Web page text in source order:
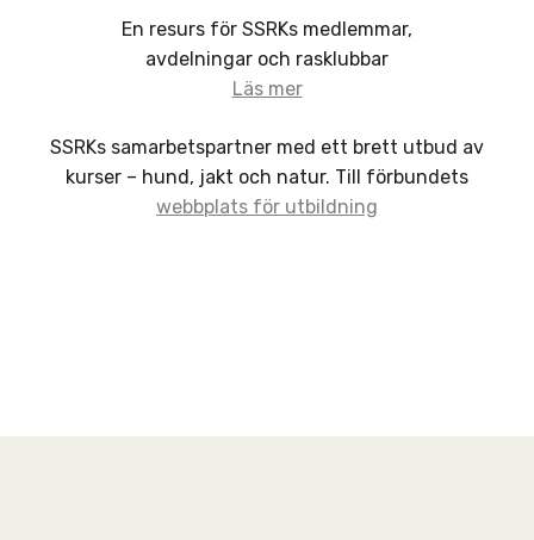
En resurs för SSRKs medlemmar,
avdelningar och rasklubbar
Läs mer
SSRKs samarbetspartner med ett brett utbud av
kurser – hund, jakt och natur. Till förbundets
webbplats för utbildning